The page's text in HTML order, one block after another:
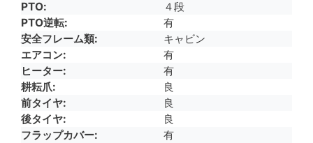
PTO
４段
PTO逆転
有
安全フレーム類
キャビン
エアコン
有
ヒーター
有
耕耘爪
良
前タイヤ
良
後タイヤ
良
フラップカバー
有